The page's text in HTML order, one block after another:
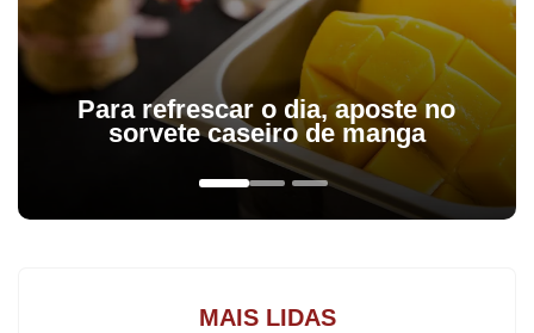
Para refrescar o dia, aposte no
sorvete caseiro de manga
MAIS LIDAS